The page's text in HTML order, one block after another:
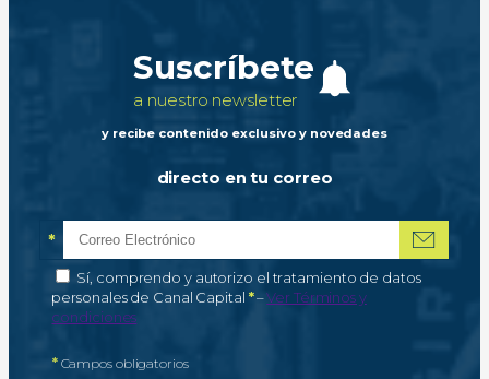
Suscríbete
a nuestro newsletter
y recibe contenido exclusivo y novedades
directo en tu correo
Correo electrónico
*Campo obligatorio
Autorización de tratamiento de datos personales
Sí, comprendo y autorizo el tratamiento de datos
personales de Canal Capital *–Campo obligatorio
Ver Términos y
condiciones
*Campos obligatorios